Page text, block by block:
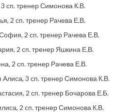
сп. тренер Симонова К.В.
2 сп. тренер Рачева Е.В.
2 сп. тренер Рачева Е.В.
2 сп. тренер Яшкина Е.В.
2 сп. тренер Рачева Е.В.
Алиса, 3 сп. тренер Симонова К.В.
2 сп. тренер Бочарова Е.Б.
2 сп. тренер Симонова К.В.